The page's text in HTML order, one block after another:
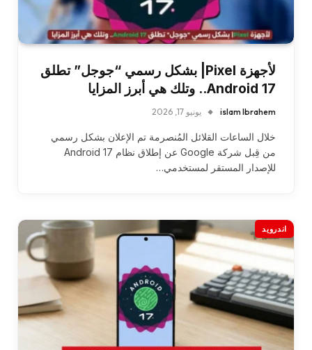
لأجهزة Pixel| بشكل رسمي “جوجل” تطلق
Android 17.. وتلك هي أبرز المزايا
islam Ibrahem يونيو 17, 2026
خلال الساعات القلائل المُنصرمة تم الإعلان بشكل رسمي
من قِبل شركة Google عن إطلاق نظام Android 17
للإصدار المستقر لمستخدمي…
اندرويد